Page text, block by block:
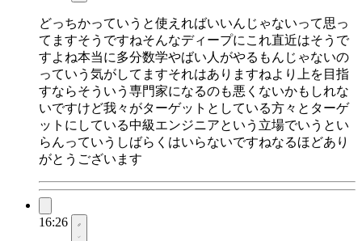
どっちかっていうと使えればいいんじゃないって思っ
てますそうですねそんなディープにこれ直近はそうで
すよね本当に多分数学やばい人がやるもんじゃないの
っていう気がしてますそれはありますねより上を目指
すならそういう専門家になるのも悪くないかもしれな
いですけど我々がターゲットとしている方々とターゲ
ットにしている中級エンジニアという立場でいうとい
らんっていうしばらくはいらないですねなるほどあり
がとうございます
16:26